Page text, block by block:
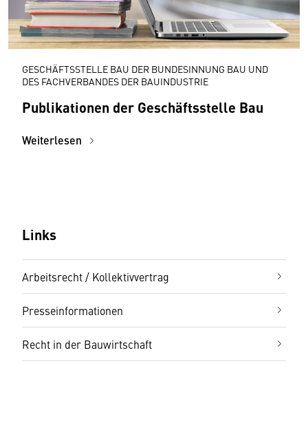
GESCHÄFTSSTELLE BAU DER BUNDESINNUNG BAU UND
DES FACHVERBANDES DER BAUINDUSTRIE
Publikationen der Geschäftsstelle Bau
Weiterlesen
Links
Arbeitsrecht / Kollektivvertrag
Presseinformationen
Recht in der Bauwirtschaft